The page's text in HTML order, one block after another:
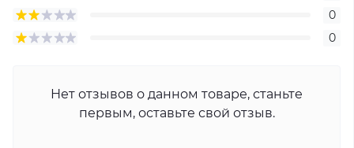
0
0
Нет отзывов о данном товаре, станьте
первым, оставьте свой отзыв.